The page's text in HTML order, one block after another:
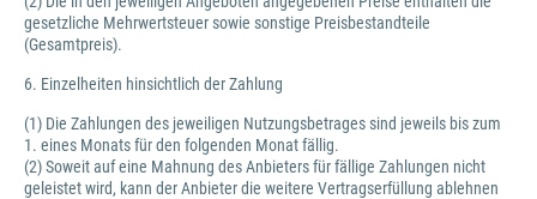
gesetzliche Mehrwertsteuer sowie sonstige Preisbestandteile
(Gesamtpreis).
6. Einzelheiten hinsichtlich der Zahlung
(1) Die Zahlungen des jeweiligen Nutzungsbetrages sind jeweils bis zum
1. eines Monats für den folgenden Monat fällig.
(2) Soweit auf eine Mahnung des Anbieters für fällige Zahlungen nicht
geleistet wird, kann der Anbieter die weitere Vertragserfüllung ablehnen